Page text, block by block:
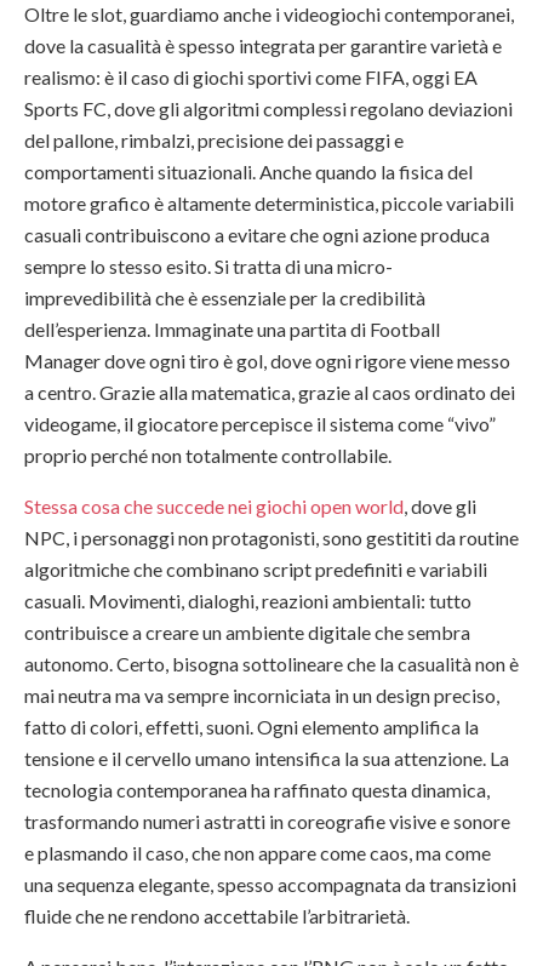
Oltre le slot, guardiamo anche i videogiochi contemporanei,
dove la casualità è spesso integrata per garantire varietà e
realismo: è il caso di giochi sportivi come FIFA, oggi EA
Sports FC, dove gli algoritmi complessi regolano deviazioni
del pallone, rimbalzi, precisione dei passaggi e
comportamenti situazionali. Anche quando la fisica del
motore grafico è altamente deterministica, piccole variabili
casuali contribuiscono a evitare che ogni azione produca
sempre lo stesso esito. Si tratta di una micro-
imprevedibilità che è essenziale per la credibilità
dell’esperienza. Immaginate una partita di Football
Manager dove ogni tiro è gol, dove ogni rigore viene messo
a centro. Grazie alla matematica, grazie al caos ordinato dei
videogame, il giocatore percepisce il sistema come “vivo”
proprio perché non totalmente controllabile.
Stessa cosa che succede nei giochi open world , dove gli
NPC, i personaggi non protagonisti, sono gestititi da routine
algoritmiche che combinano script predefiniti e variabili
casuali. Movimenti, dialoghi, reazioni ambientali: tutto
contribuisce a creare un ambiente digitale che sembra
autonomo. Certo, bisogna sottolineare che la casualità non è
mai neutra ma va sempre incorniciata in un design preciso,
fatto di colori, effetti, suoni. Ogni elemento amplifica la
tensione e il cervello umano intensifica la sua attenzione. La
tecnologia contemporanea ha raffinato questa dinamica,
trasformando numeri astratti in coreografie visive e sonore
e plasmando il caso, che non appare come caos, ma come
una sequenza elegante, spesso accompagnata da transizioni
fluide che ne rendono accettabile l’arbitrarietà.